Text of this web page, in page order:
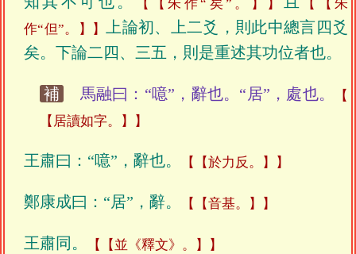
【朱作“矣”。】
【朱
作“但”。】
上論初、上二爻，則此中總言四爻
矣。下論二四、三五，則是重述其功位者也。
補 馬融曰：“噫”，辭也。“居”，處也。
【居讀如字。】
王肅曰：“噫”，辭也。 【於力反。】
鄭康成曰：“居”，辭。 【音基。】
王肅同。 【並《釋文》。】